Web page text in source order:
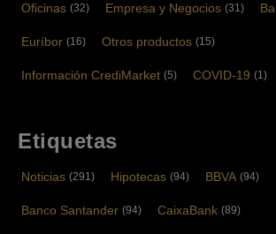
Oficinas (32) Empresa y Negocios (31)
Euríbor (16) Otros productos (15)
Información CrediMarket (5) COVID-19 (1)
Etiquetas
Noticias (291) Hipotecas (94) BBVA (94)
Banco Santander (94) CaixaBank (89)